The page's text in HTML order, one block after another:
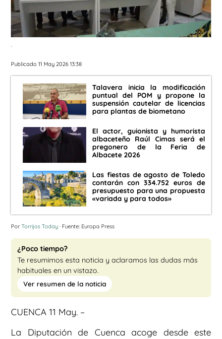
.
Publicado 11 May 2026 13:38
Talavera inicia la modificación
puntual del POM y propone la
suspensión cautelar de licencias
para plantas de biometano
El actor, guionista y humorista
albaceteño Raúl Cimas será el
pregonero de la Feria de
Albacete 2026
Las fiestas de agosto de Toledo
contarán con 334.752 euros de
presupuesto para una propuesta
«variada y para todos»
Por Torrijos Today · Fuente: Europa Press
¿Poco tiempo?
Te resumimos esta noticia y aclaramos las dudas más
habituales en un vistazo.
Ver resumen de la noticia
CUENCA 11 May. –
La Diputación de Cuenca acoge desde este